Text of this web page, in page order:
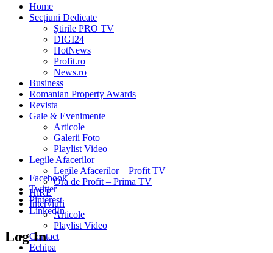
Home
Secțiuni Dedicate
Știrile PRO TV
DIGI24
HotNews
Profit.ro
News.ro
Business
Romanian Property Awards
Revista
Gale & Evenimente
Articole
Galerii Foto
Playlist Video
Legile Afacerilor
Legile Afacerilor – Profit TV
Ora de Profit – Prima TV
HiRE
Interviuri
Articole
Playlist Video
Contact
Echipa
Facebook
Twitter
Pinterest
LinkedIn
Log In